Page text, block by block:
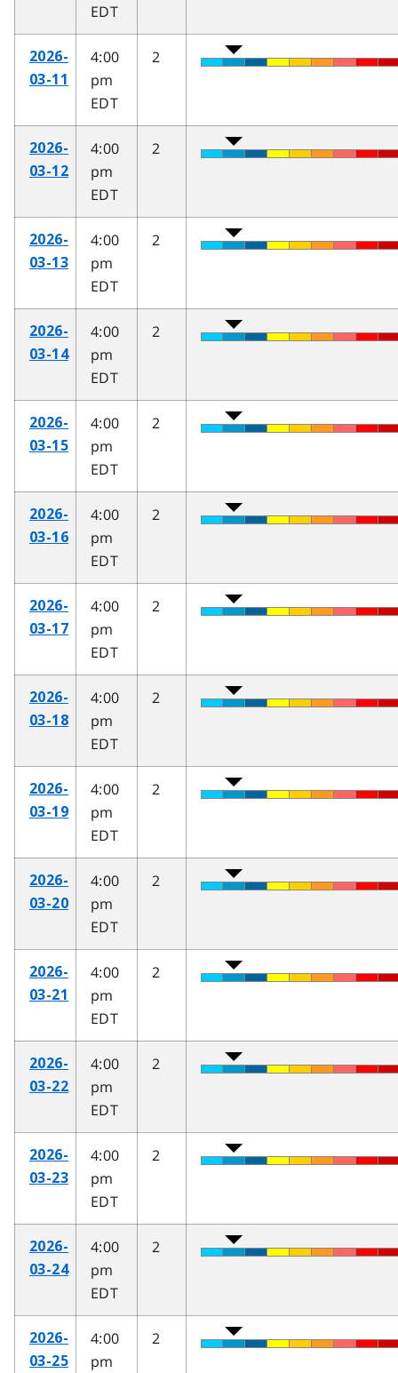
EDT
2026-
03-11
4:00
pm
EDT
2
2026-
03-12
4:00
pm
EDT
2
2026-
03-13
4:00
pm
EDT
2
2026-
03-14
4:00
pm
EDT
2
2026-
03-15
4:00
pm
EDT
2
2026-
03-16
4:00
pm
EDT
2
2026-
03-17
4:00
pm
EDT
2
2026-
03-18
4:00
pm
EDT
2
2026-
03-19
4:00
pm
EDT
2
2026-
03-20
4:00
pm
EDT
2
2026-
03-21
4:00
pm
EDT
2
2026-
03-22
4:00
pm
EDT
2
2026-
03-23
4:00
pm
EDT
2
2026-
03-24
4:00
pm
EDT
2
2026-
03-25
4:00
pm
2